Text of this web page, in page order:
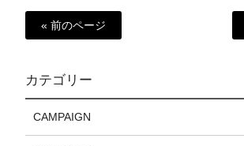
« 前のページ
カテゴリー
CAMPAIGN